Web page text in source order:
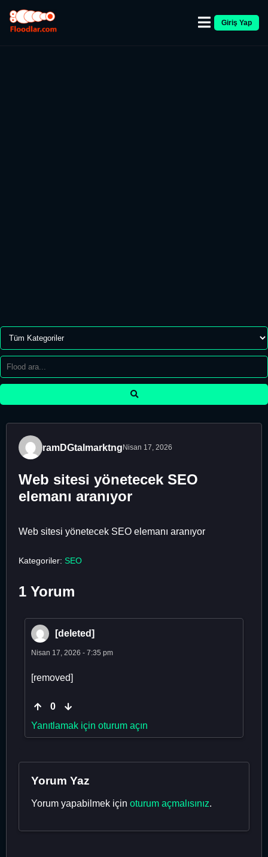
Giriş Yap
ramDGtalmarktng Nisan 17, 2026
Web sitesi yönetecek SEO
elemanı aranıyor
Web sitesi yönetecek SEO elemanı aranıyor
Kategoriler: SEO
1 Yorum
[deleted]
Nisan 17, 2026 - 7:35 pm
[removed]
0
Yanıtlamak için oturum açın
Yorum Yaz
Yorum yapabilmek için oturum açmalısınız.